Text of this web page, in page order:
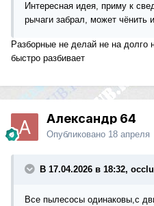
Интересная идея, приму к
рычаги забрал, может чёнить
Разборные не делай не на
быстро разбивает
Александр 64
Опубликовано 18 апреля
В 17.04.2026 в 18:32,
Все пылесосы одинаковы,с